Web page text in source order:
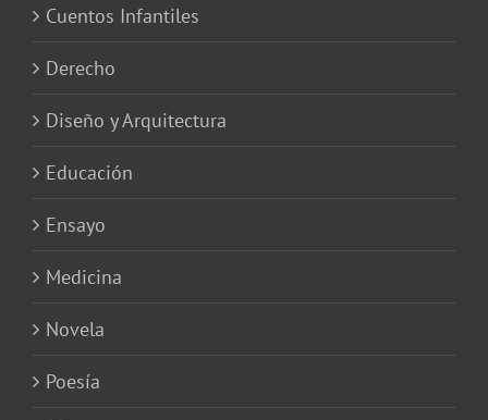
Cuentos Infantiles
Derecho
Diseño y Arquitectura
Educación
Ensayo
Medicina
Novela
Poesía